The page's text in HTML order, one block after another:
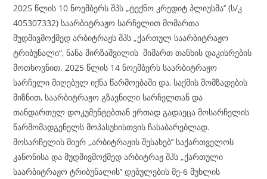
2025 წლის 10 ნოემბერს შპს „ტექნო კრედიტ პლიუსმა’’ (ს/კ
405307332) საარბიტრაჟო სარჩელით მომართა
მუდმივმოქმედ არბიტრაჟს შპს „ქართულ საარბიტრაჟო
ტრიბუნალი“, ნანა მირზაშვილის მიმართ თანხის დაკისრების
მოთხოვნით. 2025 წლის 14 ნოემბერს საარბიტრაჟო
სარჩელი მიღებულ იქნა წარმოებაში და, საქმის მომზადების
მიზნით, საარბიტრაჟო გზავნილი სარჩელთან და
თანდართულ დოკუმენტებთან ერთად გადაეცა მოსარჩელის
წარმომადგენელს მოპასუხისთვის ჩასაბარებლად.
მოსარჩელის მიერ ,,არბიტრაჟის შესახებ’’ საქართველოს
კანონისა და მუდმივმოქმედ არბიტრაჟ შპს „ქართული
საარბიტრაჟო ტრიბუნალის’’ დებულების მე-6 მუხლის